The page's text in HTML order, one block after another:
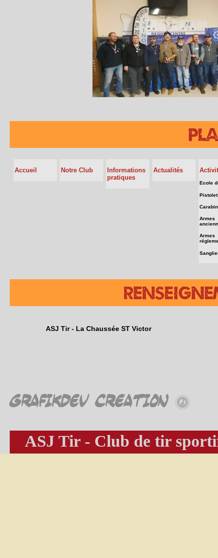
Accueil Notre Club
Informations
pratiques
Actualités
Ecole
Pistolet
Armes
Armes
ASJ Tir - La Chaussée ST Victor
GrafikDev Creation
ASJ Tir - Club de tir